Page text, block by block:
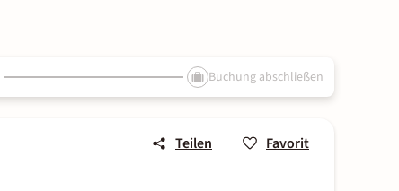
Buchung abschließen
Teilen Favorit